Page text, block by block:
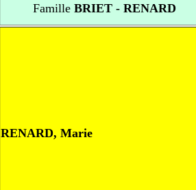
Famille BRIET - RENARD
RENARD, Marie